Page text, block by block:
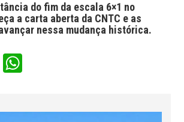
do fim da escala 6×1 no
a carta aberta da CNTC e as
nessa mudança histórica.
Threads